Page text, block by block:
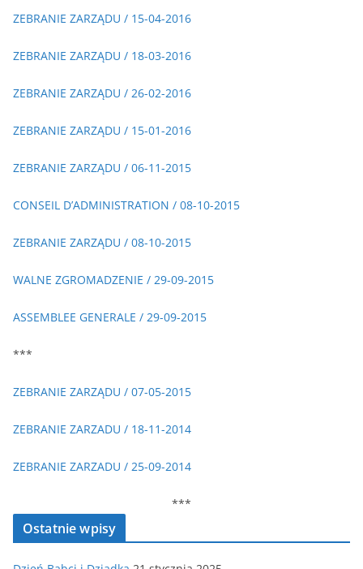
ZEBRANIE ZARZĄDU / 15-04-2016
ZEBRANIE ZARZĄDU / 18-03-2016
ZEBRANIE ZARZĄDU / 26-02-2016
ZEBRANIE ZARZĄDU / 15-01-2016
ZEBRANIE ZARZĄDU / 06-11-2015
CONSEIL D’ADMINISTRATION / 08-10-2015
ZEBRANIE ZARZĄDU / 08-10-2015
WALNE ZGROMADZENIE / 29-09-2015
ASSEMBLEE GENERALE / 29-09-2015
***
ZEBRANIE ZARZĄDU / 07-05-2015
ZEBRANIE ZARZADU / 18-11-2014
ZEBRANIE ZARZADU / 25-09-2014
***
Ostatnie wpisy